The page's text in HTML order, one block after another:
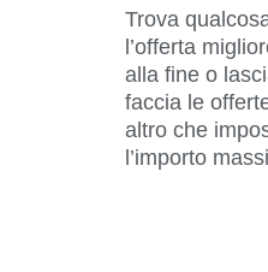
Trova
l’offerta
alla fine o
faccia le
altro che
l’importo